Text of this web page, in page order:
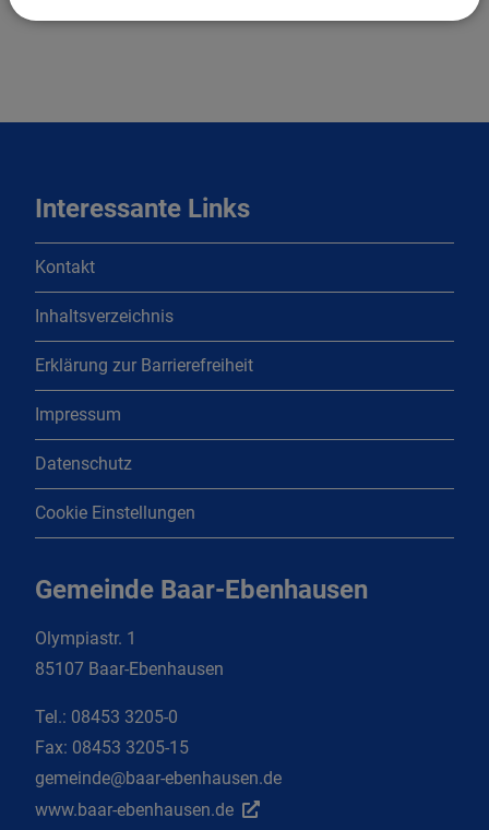
Interessante Links
Kontakt
Inhaltsverzeichnis
Erklärung zur Barrierefreiheit
Impressum
Datenschutz
Cookie Einstellungen
Gemeinde Baar-Ebenhausen
Olympiastr. 1
85107 Baar-Ebenhausen
Tel.: 08453 3205-0
Fax: 08453 3205-15
gemeinde@baar-ebenhausen.de
www.baar-ebenhausen.de